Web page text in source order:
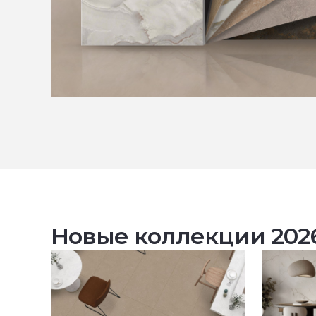
Новые коллекции